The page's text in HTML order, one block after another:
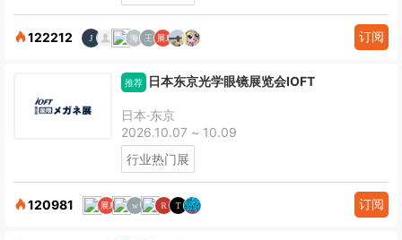
122212 订阅
推荐 日本东京光学眼镜展览会IOFT
日本·东京
2026.10.07 ~ 10.09
行业热门展
120981 订阅